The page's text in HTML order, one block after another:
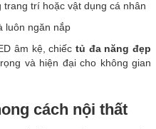
trí hoặc vật dụng cá nhân
luôn ngăn nắp
âm kệ, chiếc tủ đa năng đẹp
và hiện đại cho không gian
cách nội thất